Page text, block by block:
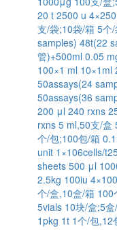
20 t 2500 u
支/袋;10袋/箱 5个
samples) 48t(22
管)+500ml 0.05
100×1 ml 10×1ml
50assays(24
50assays(36
200 μl 240 rxns
rxns 5 ml,50支/盒
个/包;100包/箱
unit 1×106cells/
sheets 500 μl
2.5kg 100iu
个/盒,10盒/箱 100
5vials 10块/盒;5
1pkg 1t 1个/包,12